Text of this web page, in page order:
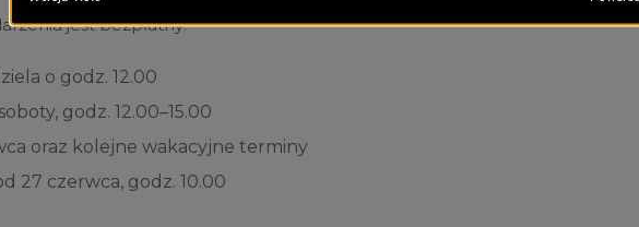
jest bezpłatny:
o godz. 12.00
godz. 12.00–15.00
oraz kolejne wakacyjne terminy
27 czerwca, godz. 10.00